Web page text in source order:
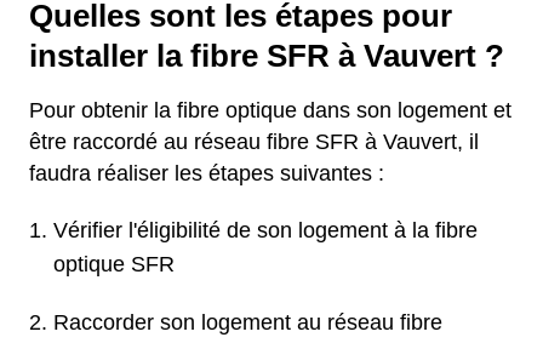
Quelles sont les étapes pour
installer la fibre SFR à Vauvert ?
Pour obtenir la fibre optique dans son logement et
être raccordé au réseau fibre SFR à Vauvert, il
faudra réaliser les étapes suivantes :
Vérifier l'éligibilité de son logement à la fibre
optique SFR
Raccorder son logement au réseau fibre